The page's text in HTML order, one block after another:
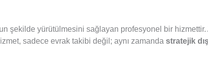
şekilde yürütülmesini sağlayan profesyonel bir hizmettir.
sadece evrak takibi değil; aynı zamanda stratejik